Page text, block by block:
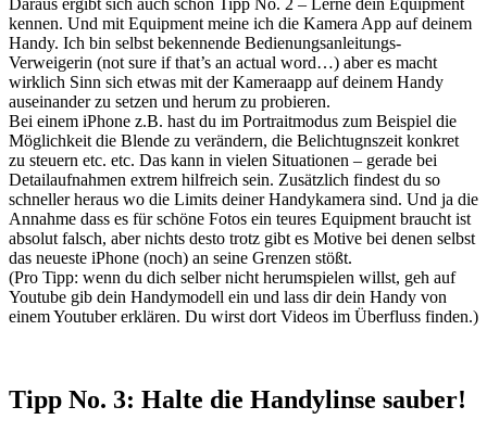
Daraus ergibt sich auch schon Tipp No. 2 – Lerne dein Equipment
kennen. Und mit Equipment meine ich die Kamera App auf deinem
Handy. Ich bin selbst bekennende Bedienungsanleitungs-
Verweigerin (not sure if that’s an actual word…) aber es macht
wirklich Sinn sich etwas mit der Kameraapp auf deinem Handy
auseinander zu setzen und herum zu probieren.
Bei einem iPhone z.B. hast du im Portraitmodus zum Beispiel die
Möglichkeit die Blende zu verändern, die Belichtugnszeit konkret
zu steuern etc. etc. Das kann in vielen Situationen – gerade bei
Detailaufnahmen extrem hilfreich sein. Zusätzlich findest du so
schneller heraus wo die Limits deiner Handykamera sind. Und ja die
Annahme dass es für schöne Fotos ein teures Equipment braucht ist
absolut falsch, aber nichts desto trotz gibt es Motive bei denen selbst
das neueste iPhone (noch) an seine Grenzen stößt.
(Pro Tipp: wenn du dich selber nicht herumspielen willst, geh auf
Youtube gib dein Handymodell ein und lass dir dein Handy von
einem Youtuber erklären. Du wirst dort Videos im Überfluss finden.)
Tipp No. 3: Halte die Handylinse sauber!